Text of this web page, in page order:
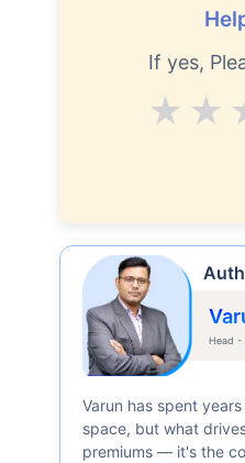
If yes,
Head -
Varun has spent
space, but what
premiums — it's the